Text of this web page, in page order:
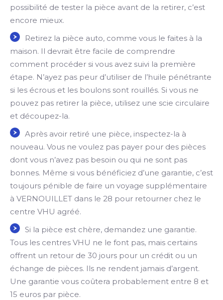
possibilité de tester la pièce avant de la retirer, c’est
encore mieux.
Retirez la pièce auto, comme vous le faites à la
maison. Il devrait être facile de comprendre
comment procéder si vous avez suivi la première
étape. N’ayez pas peur d’utiliser de l’huile pénétrante
si les écrous et les boulons sont rouillés. Si vous ne
pouvez pas retirer la pièce, utilisez une scie circulaire
et découpez-la.
Après avoir retiré une pièce, inspectez-la à
nouveau. Vous ne voulez pas payer pour des pièces
dont vous n’avez pas besoin ou qui ne sont pas
bonnes. Même si vous bénéficiez d’une garantie, c’est
toujours pénible de faire un voyage supplémentaire
à VERNOUILLET dans le 28 pour retourner chez le
centre VHU agréé.
Si la pièce est chère, demandez une garantie.
Tous les centres VHU ne le font pas, mais certains
offrent un retour de 30 jours pour un crédit ou un
échange de pièces. Ils ne rendent jamais d’argent.
Une garantie vous coûtera probablement entre 8 et
15 euros par pièce.